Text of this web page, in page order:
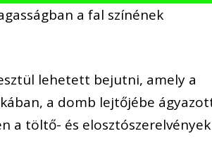
a fal színének
lehetett bejutni, amely a
a domb lejtőjébe
a töltő- és elosztószerelvények